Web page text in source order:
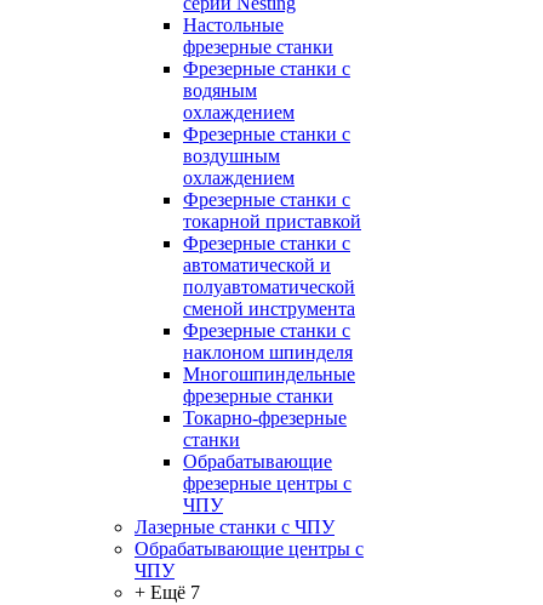
Настольные
фрезерные станки
Фрезерные станки с
водяным
охлаждением
Фрезерные станки с
воздушным
охлаждением
Фрезерные станки с
токарной приставкой
Фрезерные станки с
автоматической и
полуавтоматической
сменой инструмента
Фрезерные станки с
наклоном шпинделя
Многошпиндельные
фрезерные станки
Токарно-фрезерные
станки
Обрабатывающие
фрезерные центры с
ЧПУ
Лазерные станки с ЧПУ
Обрабатывающие центры с
ЧПУ
+ Ещё 7